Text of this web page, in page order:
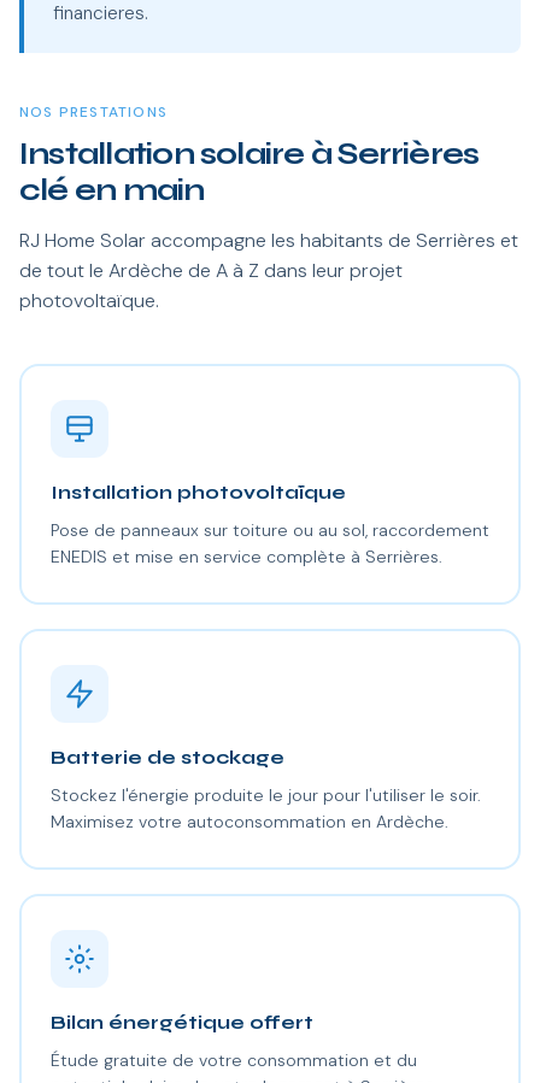
financieres.
NOS PRESTATIONS
Installation solaire à Serrières
clé en main
RJ Home Solar accompagne les habitants de Serrières et
de tout le Ardèche de A à Z dans leur projet
photovoltaïque.
Installation photovoltaïque
Pose de panneaux sur toiture ou au sol, raccordement
ENEDIS et mise en service complète à Serrières.
Batterie de stockage
Stockez l'énergie produite le jour pour l'utiliser le soir.
Maximisez votre autoconsommation en Ardèche.
Bilan énergétique offert
Étude gratuite de votre consommation et du